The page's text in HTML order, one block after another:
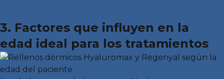
3. Factores que influyen en la
edad ideal para los tratamientos